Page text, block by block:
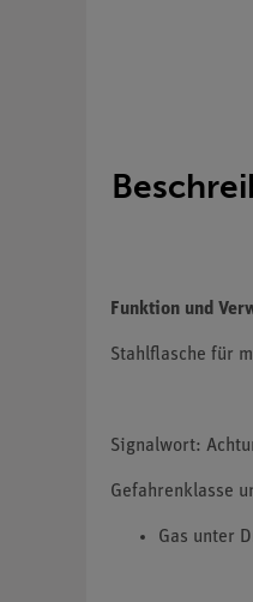
Funktion und
Stahlflasche für
Signalwort:
Gefahrenklasse
Gas unter